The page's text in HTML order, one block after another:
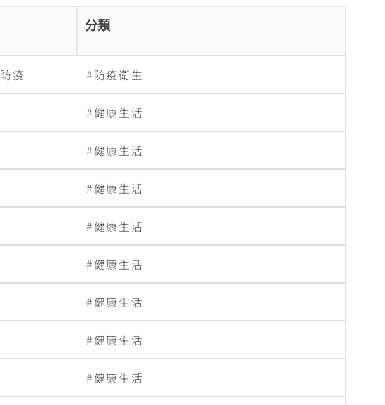
分類
防疫 防疫衛生
健康生活
健康生活
健康生活
健康生活
健康生活
健康生活
健康生活
健康生活